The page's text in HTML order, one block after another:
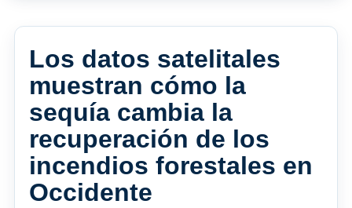
Los datos satelitales
muestran cómo la
sequía cambia la
recuperación de los
incendios forestales en
Occidente